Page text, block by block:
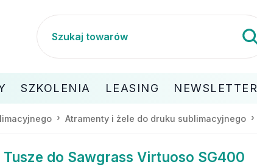
SZKOLENIA LEASING NEWSLETTER
Atramenty i żele do druku sublimacyjnego
Tusze do Sawgrass Virtuoso SG400